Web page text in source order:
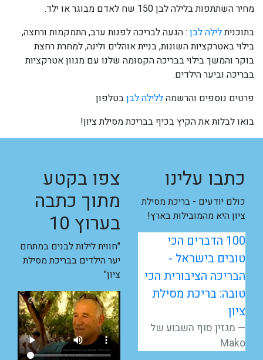
מחיר השתתפות בלילה לבן 150 שח לאדם מבוגר או ילד.
בתוכניתלילה לבן : הגעה לבריכה לפנות ערב, התמקמות ורחצה,
בילוי באטרקציות השונות, בניית אוהלים ולינה, למחרת רחצת
בוקר והמשך בילוי בבריכה הקסומה שלנו עם מגוון אטרקציות
בבריכה וביער הילדים.
פרטים נוספים והרשמהללילה לבןבטלפון
בואו לבלות את הקיץ בכיף בבריכת מסילת ציון!
כתבו עלינו
כולם יודעים - בריכת מסילת
ציון היא מהמובילות בארץ!
100 הדברים הכי
טובים בישראל -
הבריכה הציבורית הכי
טובה: בריכת מסילת
ציון
מגזין סוף השבוע של
Mako
צפו בקטע
מתוך כתבה
בערוץ 10
"חווית לילות לבנים במתחם
יער הילדים בבריכת מסילת
ציון"